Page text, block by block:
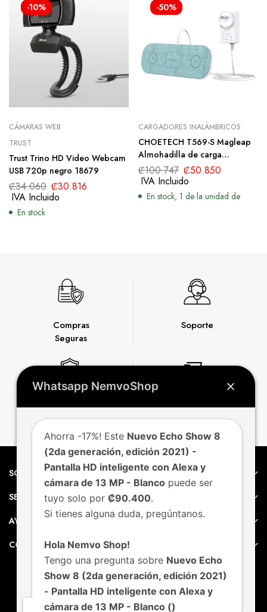
-10%
CÁMARAS WEB
TRUST
Trust Trino HD Video Webcam
USB 720p negro 18679
₡34.060 ₡30.816
IVA Incluido
En stock
-50%
CARGADORES INALÁMBRICOS
CHOETECH T569-S Magleap
Almohadilla de carga
inalámbrica magnética 3 en 1
con adaptador de CA
₡100.747 ₡50.850
IVA Incluido
En stock, 1 de la unidad de
Garantía
Compras
Seguras
Envío
Express
Soporte
SOBRE NEMVO
SERVICIO AL CLIENTE
AYUDA
CONTACTO
Whatsapp NemvoShop
Ahorra -17%! Este Nuevo Echo Show 8
(2da generación, edición 2021) -
Pantalla HD inteligente con Alexa y
cámara de 13 MP - Blanco puede ser
tuyo solo por ₡90.400.
Si tienes alguna duda, pregúntanos.
Hola Nemvo Shop!
Tengo una pregunta sobre Nuevo Echo
Show 8 (2da generación, edición 2021)
- Pantalla HD inteligente con Alexa y
cámara de 13 MP - Blanco ()